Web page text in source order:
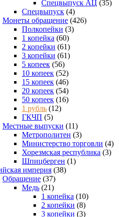
Спецвыпуск АЦ (35)
Спецвыпуск (4)
Монеты обращение (426)
Полкопейки (3)
1 копейка (60)
2 копейки (61)
3 копейки (61)
5 копеек (56)
10 копеек (52)
15 копеек (46)
20 копеек (54)
50 копеек (16)
1 рубль (12)
ГКЧП (5)
Местные выпуски (11)
Метрополитен (3)
Министерство торговли (4)
Хорезмская республика (3)
Шпицберген (1)
империя (38)
Обращение (37)
Медь (21)
1 копейка (10)
2 копейки (8)
3 копейки (3)